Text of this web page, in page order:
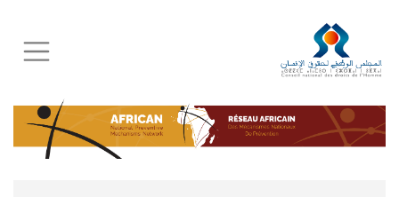
Skip
to
main
content